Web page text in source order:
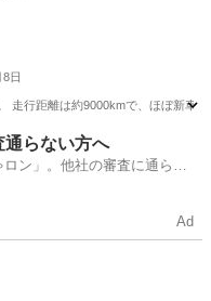
8日
走行距離は約9000kmで、ほぼ新車
走行距離
通らない方へ
ン」。他社の審査に通らな
Ad